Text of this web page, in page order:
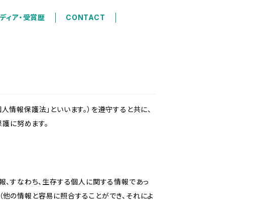
ィア・受賞歴 CONTACT
報保護法」といいます。）を遵守すると共に、
に努めます。
すなわち、生存する個人に関する情報であっ
の情報と容易に照合することができ、それによ